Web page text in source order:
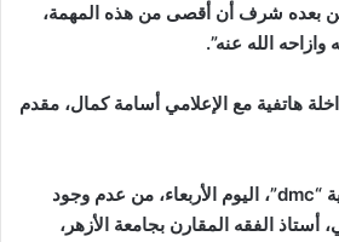
وشرف من بعده شرف أن أقصى من هذه المهمة،
الله عنه”.
هاتفية مع الإعلامي أسامة كمال، مقدم
dmc”، المذاع على فضائية “dmc”، اليوم الأربعاء، من عدم وجود
أستاذ الفقه المقارن بجامعة الأزهر،